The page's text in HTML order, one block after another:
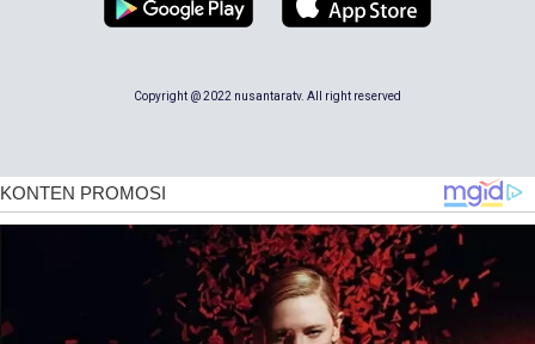
Copyright @ 2022 nusantaratv. All right reserved